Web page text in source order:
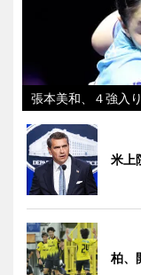
張本美和、４強入り
米上
柏、